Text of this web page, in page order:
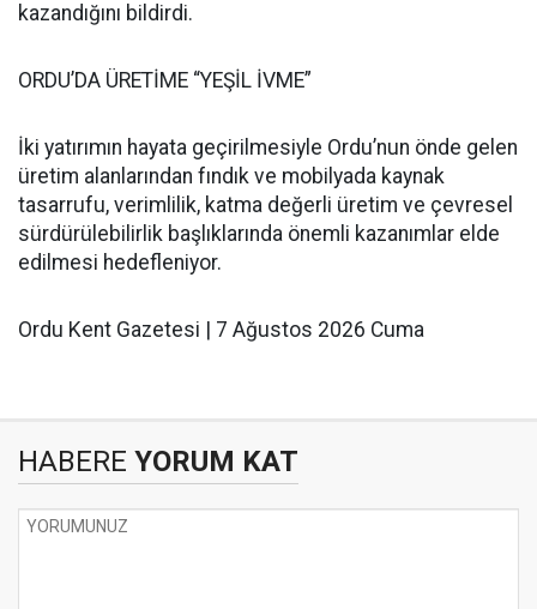
kazandığını bildirdi.
ORDU’DA ÜRETİME “YEŞİL İVME”
İki yatırımın hayata geçirilmesiyle Ordu’nun önde gelen
üretim alanlarından fındık ve mobilyada kaynak
tasarrufu, verimlilik, katma değerli üretim ve çevresel
sürdürülebilirlik başlıklarında önemli kazanımlar elde
edilmesi hedefleniyor.
Ordu Kent Gazetesi | 7 Ağustos 2026 Cuma
HABERE YORUM KAT